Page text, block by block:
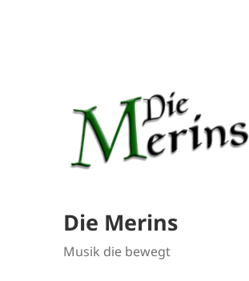
Die Merins
Musik die bewegt